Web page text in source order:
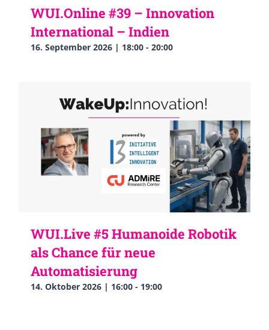
WUI.Online #39 – Innovation
International – Indien
16. September 2026 | 18:00 - 20:00
WUI.Live #5 Humanoide Robotik
als Chance für neue
Automatisierung
14. Oktober 2026 | 16:00 - 19:00